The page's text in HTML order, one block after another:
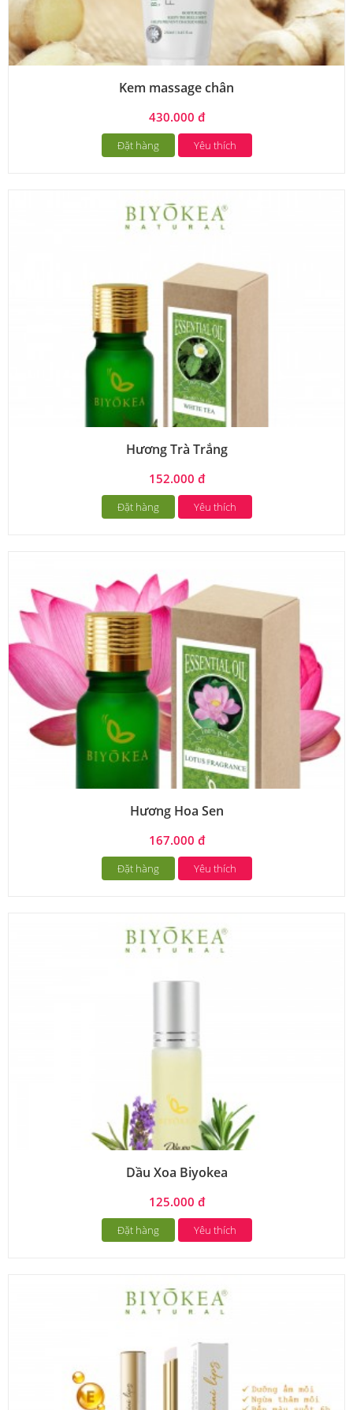
Kem massage chân
430.000 đ
Đặt hàng Yêu thích
Hương Trà Trắng
152.000 đ
Đặt hàng Yêu thích
Hương Hoa Sen
167.000 đ
Đặt hàng Yêu thích
Dầu Xoa Biyokea
125.000 đ
Đặt hàng Yêu thích